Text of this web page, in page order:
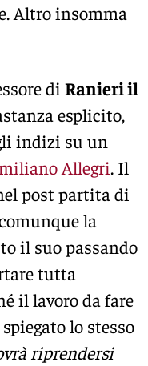
Altro insomma
di Ranieri il
esplicito,
indizi su un
Allegri. Il
post partita di
la
il suo passando
tutta
il lavoro da fare
lo stesso
riprendersi